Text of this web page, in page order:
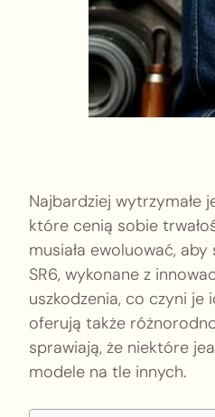
Najbardziej
które cenią sobie
musiała ewoluować,
SR6, wykonane z
uszkodzenia, co czyni
oferują także
sprawiają, że niektóre
modele na tle innych.